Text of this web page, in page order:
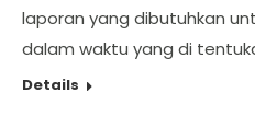
laporan yang dibutuhkan
dalam waktu yang di
Details